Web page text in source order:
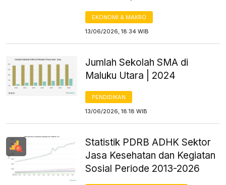
EKONOMI & MAKRO
13/06/2026, 18:34 WIB
Jumlah Sekolah SMA di
Maluku Utara | 2024
PENDIDIKAN
13/06/2026, 18:18 WIB
Statistik PDRB ADHK Sektor
Jasa Kesehatan dan Kegiatan
Sosial Periode 2013-2026